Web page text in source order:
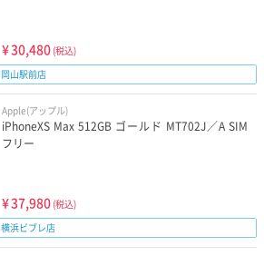
¥30,480 (税込)
岡山駅前店
Apple(アップル)
iPhoneXS Max 512GB ゴールド MT702J／A SIM
フリー
¥37,980 (税込)
横浜ビブレ店